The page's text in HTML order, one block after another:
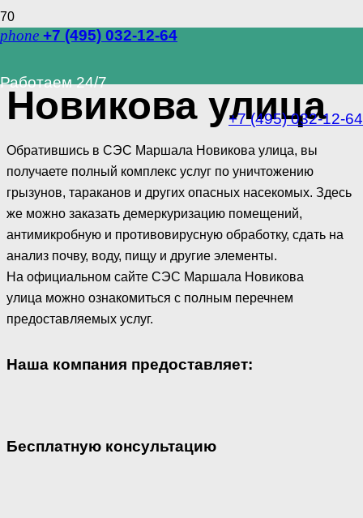
phone +7 (495) 032-12-64
Работаем 24/7
+7 (495) 032-12-64
Новикова улица
Обратившись в СЭС Маршала Новикова улица, вы
получаете полный комплекс услуг по уничтожению
грызунов, тараканов и других опасных насекомых. Здесь
же можно заказать демеркуризацию помещений,
антимикробную и противовирусную обработку, сдать на
анализ почву, воду, пищу и другие элементы.
На официальном сайте СЭС Маршала Новикова
улица можно ознакомиться с полным перечнем
предоставляемых услуг.
Наша компания предоставляет:
Бесплатную консультацию